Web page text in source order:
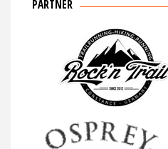
PARTNER